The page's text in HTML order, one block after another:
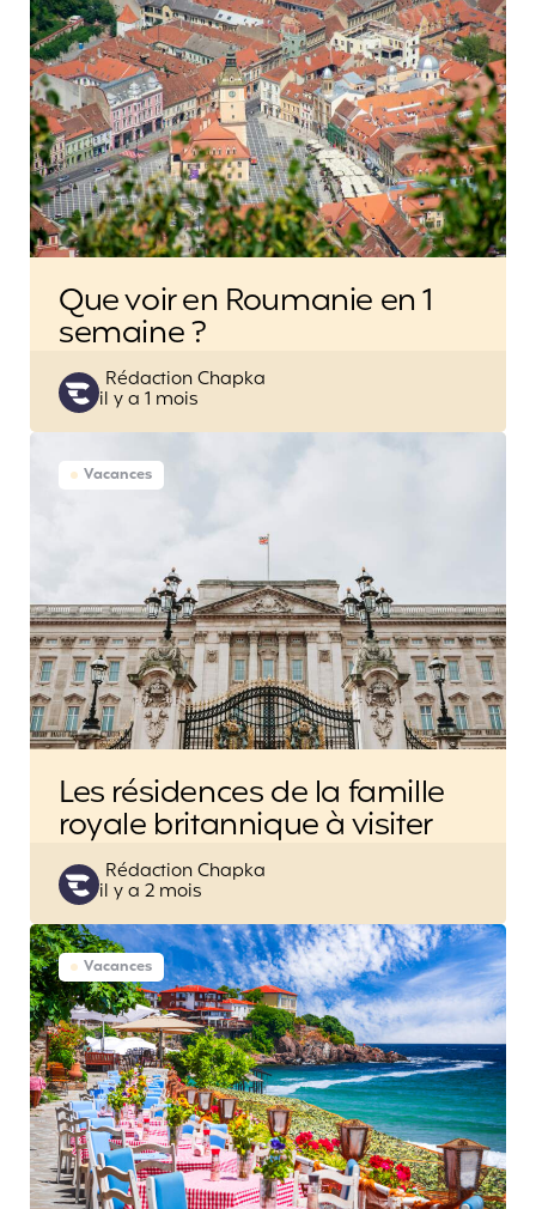
Que voir en Roumanie en 1
semaine ?
Posted
by
Rédaction Chapka
il y a 1 mois
Vacances
Les résidences de la famille
royale britannique à visiter
Posted
by
Rédaction Chapka
il y a 2 mois
Vacances